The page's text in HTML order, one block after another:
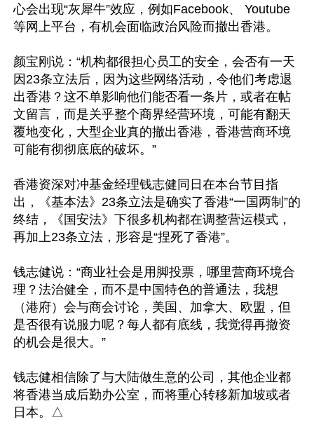
心会出现“灰犀牛”效应，例如Facebook、 Youtube
等网上平台，有机会面临政治风险而撤出香港。
颜宝刚说：“机构都很担心员工的安全，会否有一天
因23条立法后，因为这些网络活动，令他们考虑退
出香港？这不单影响他们能否看一条片，或者在帖
文留言，而是关乎整个商界经营环境，可能有翻天
覆地变化，大型企业真的撤出香港，香港营商环境
可能有彻彻底底的破坏。”
香港资深对冲基金经理钱志健同日在本台节目指
出，《基本法》23条立法是确实了香港“一国两制”的
终结，《国安法》下很多机构都在调整营运模式，
再加上23条立法，形容是“捏死了香港”。
钱志健说：“商业社会是用脚投票，哪里营商环境合
理？法治健全，而不是中国特色的普通法，我想
（港府）会与商会讨论，美国、加拿大、欧盟，但
是否很有说服力呢？每人都有底线，我觉得再撤资
的机会是很大。”
钱志健相信除了与大陆做生意的公司，其他企业都
将香港当成后勤办公室，而将重心转移新加坡或者